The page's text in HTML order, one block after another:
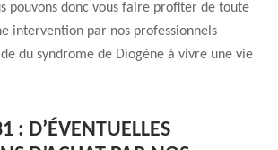
pouvons donc vous faire profiter de toute
intervention par nos professionnels
du syndrome de Diogène à vivre une vie
: D’ÉVENTUELLES